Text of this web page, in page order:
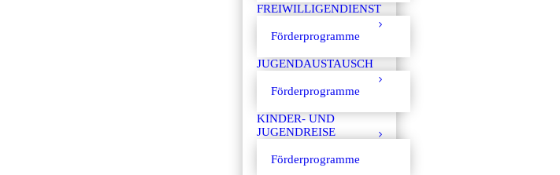
FREIWILLIGENDIENST
Förderprogramme
JUGENDAUSTAUSCH
Förderprogramme
KINDER- UND
JUGENDREISE
Förderprogramme